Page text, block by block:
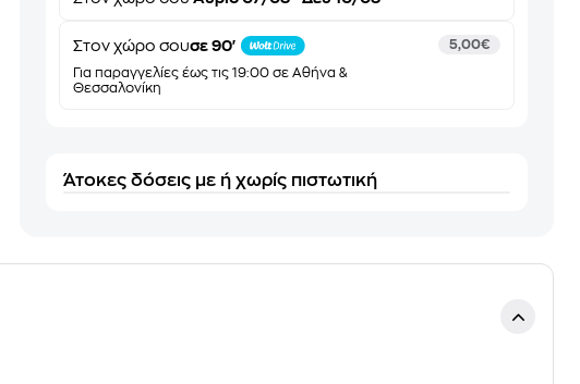
Στον χώρο σουσε 90'
Για παραγγελίες έως τις 19:00 σε Αθήνα &
Θεσσαλονίκη
5,00€
Άτοκες δόσεις με ή χωρίς πιστωτική